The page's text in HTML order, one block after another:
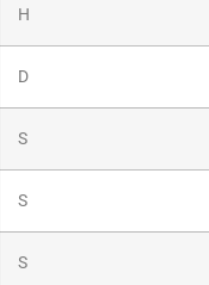
H
D
S
S
S